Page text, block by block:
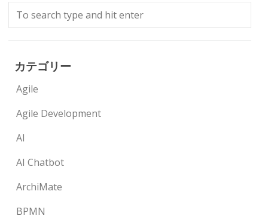
カテゴリー
Agile
Agile Development
AI
AI Chatbot
ArchiMate
BPMN